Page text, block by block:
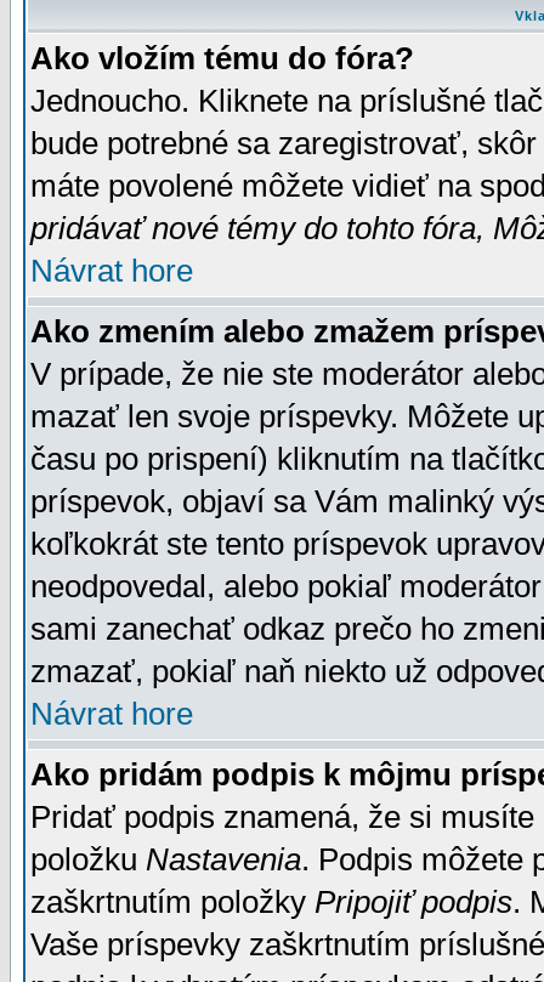
Ako vložím tému do fóra?
Jednoucho. Kliknete na príslušné
bude potrebné sa zaregistrovať,
máte povolené môžete vidieť na
pridávať nové témy do tohto fóra,
Návrat hore
Ako zmením alebo zmažem
V prípade, že nie ste moderátor
mazať len svoje príspevky. Môžete
času po prispení) kliknutím na
príspevok, objaví sa Vám malinký
koľkokrát ste tento príspevok
neodpovedal, alebo pokiaľ
sami zanechať odkaz prečo ho
zmazať, pokiaľ naň niekto už
Návrat hore
Ako pridám podpis k môjmu
Pridať podpis znamená, že si
položku Nastavenia. Podpis môžete
zaškrtnutím položky Pripojiť podpis.
Vaše príspevky zaškrtnutím